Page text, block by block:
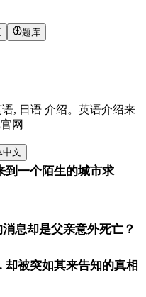
题库
, 日语 介绍。英语介绍来
网
中文
到一个陌生的城市求
息却是父亲意外死亡？
被突如其来告知的真相